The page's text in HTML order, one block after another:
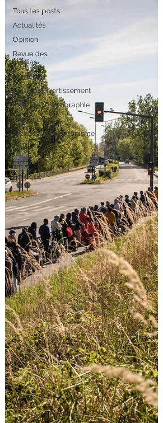
Tous les posts
Actualités
Opinion
Revue des
médias
Humour
Culture&Divertissement
Peinture&Photographie
Musique
Architecture&Urbanisme
Mode
Histoire
Politique